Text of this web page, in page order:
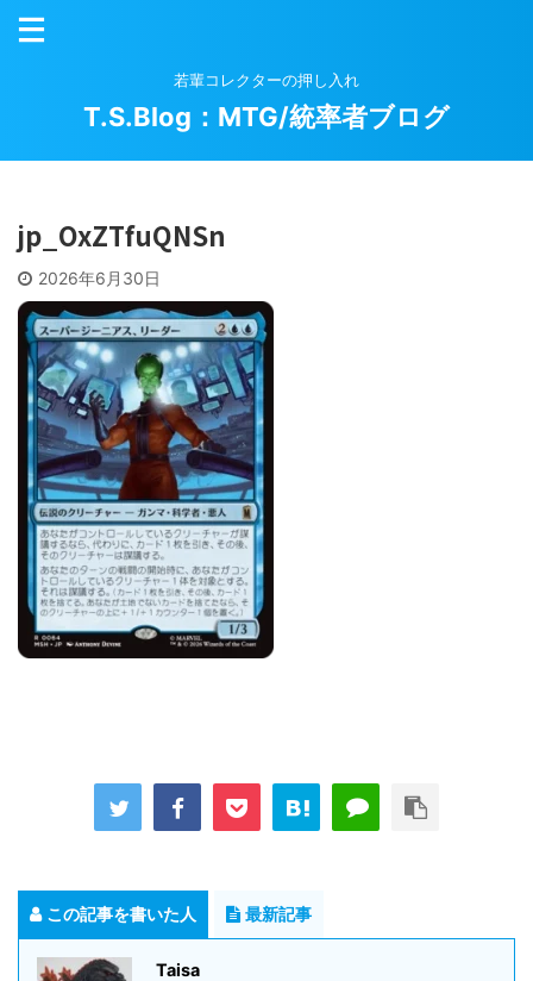
若輩コレクターの押し入れ
T.S.Blog：MTG/統率者ブログ
jp_OxZTfuQNSn
2026年6月30日
この記事を書いた人 最新記事
Taisa